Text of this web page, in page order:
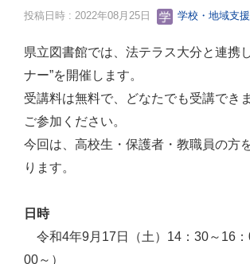
投稿日時 : 2022年08月25日 学校・地域支
県立図書館では、法テラス大分と連携
ナー”を開催します。
受講料は無料で、どなたでも受講でき
ご参加ください。
今回は、高校生・保護者・教職員の方
ります。
日時
令和4年9月17日（土）14：30～16：
00～）